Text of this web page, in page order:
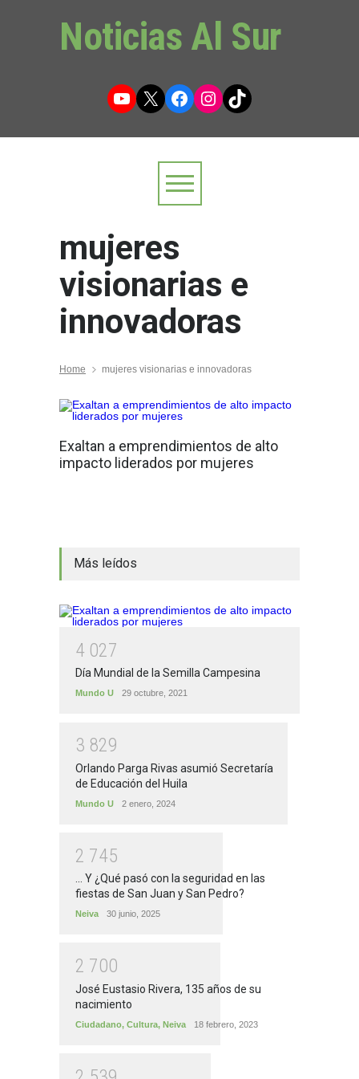
Noticias Al Sur
YouTube
X Facebook
Instagram
TikTok
mujeres
visionarias e
innovadoras
Home mujeres visionarias e innovadoras
Exaltan a emprendimientos de alto
impacto liderados por mujeres
Más leídos
4 027
Día Mundial de la Semilla Campesina
Mundo U 29 octubre, 2021
3 829
Orlando Parga Rivas asumió Secretaría
de Educación del Huila
Mundo U 2 enero, 2024
2 745
... Y ¿Qué pasó con la seguridad en las
fiestas de San Juan y San Pedro?
Neiva 30 junio, 2025
2 700
José Eustasio Rivera, 135 años de su
nacimiento
Ciudadano, Cultura, Neiva 18 febrero, 2023